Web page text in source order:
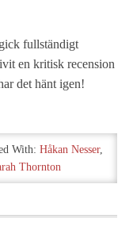
fullständigt
en kritisk recension
det hänt igen!
With: Håkan Nesser,
Thornton